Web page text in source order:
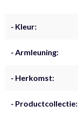
- Kleur:
- Armleuning:
- Herkomst:
- Productcollectie: